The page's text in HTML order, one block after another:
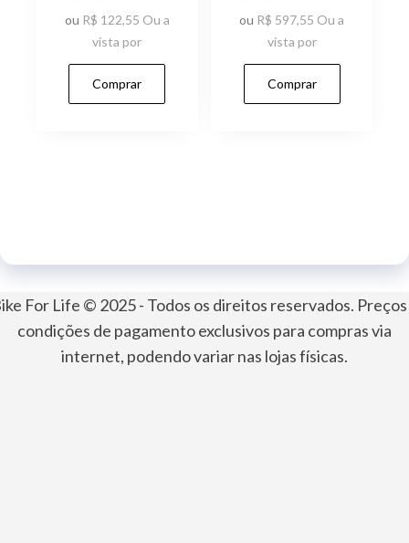
ou R$ 122,55 Ou a
vista por
Comprar
ou R$ 597,55 Ou a
vista por
Comprar
For Life © 2025 - Todos os direitos reservados. Preços
condições de pagamento exclusivos para compras via
internet, podendo variar nas lojas físicas.